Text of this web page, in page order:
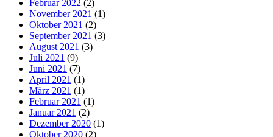
Februar 2022 (2)
November 2021 (1)
Oktober 2021 (2)
September 2021 (3)
August 2021 (3)
Juli 2021 (9)
Juni 2021 (7)
April 2021 (1)
März 2021 (1)
Februar 2021 (1)
Januar 2021 (2)
Dezember 2020 (1)
Oktober 2020 (2)